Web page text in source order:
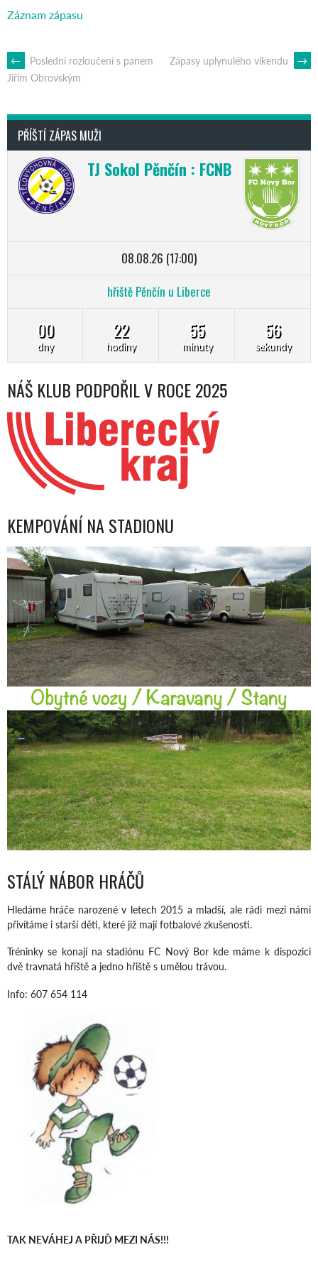
Záznam zápasu
POST
NAVIGATION
←
Poslední rozloučení s panem
Jiřím Obrovským
Zápasy uplynulého víkendu →
PŘÍŠTÍ ZÁPAS MUŽI
TJ Sokol Pěnčín : FCNB
08.08.26 (17:00)
hřiště Pěnčín u Liberce
00
dny
22
hodiny
55
minuty
55
sekundy
NÁŠ KLUB PODPOŘIL V ROCE 2025
KEMPOVÁNÍ NA STADIONU
STÁLÝ NÁBOR HRÁČŮ
Hledáme hráče narozené v letech 2015 a mladší, ale rádi mezi námi
přivítáme i starší děti, které již mají fotbalové zkušenosti.
Tréninky se konají na stadiónu FC Nový Bor kde máme k dispozici
dvě travnatá hřiště a jedno hřiště s umělou trávou.
Info: 607 654 114
TAK NEVÁHEJ A PŘIJĎ MEZI NÁS!!!